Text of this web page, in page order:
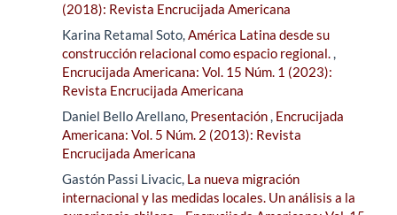
(2018): Revista Encrucijada Americana
Karina Retamal Soto,América Latina desde su
construcción relacional como espacio regional.,
Encrucijada Americana: Vol. 15 Núm. 1 (2023):
Revista Encrucijada Americana
Daniel Bello Arellano, Presentación, Encrucijada
Americana: Vol. 5 Núm. 2 (2013): Revista
Encrucijada Americana
Gastón Passi Livacic, La nueva migración
internacional y las medidas locales. Un análisis a la